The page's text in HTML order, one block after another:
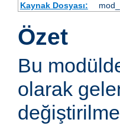
Kaynak Dosyası:
Özet
Bu
olarak